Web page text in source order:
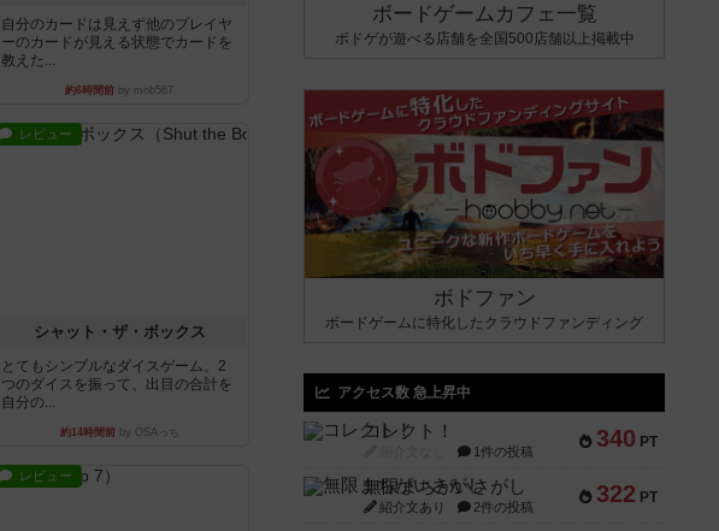
自分のカードは見えず他のプレイヤ
ーのカードが見える状態でカードを
教えた...
約6時間前 by mob567
レビュー
シャット・ザ・ボックス
とてもシンプルなダイスゲーム。2
つのダイスを振って、出目の合計を
自分の...
約14時間前by OSAっち
レビュー
ボードゲームカフェ一覧
ボドゲが遊べる店舗を全国500店舗以上掲載中
ボドファン
ボードゲームに特化したクラウドファンディング
アクセス数 急上昇中
340 PT
コレクト！
1件の投稿
322 PT
無限まちがいさがし
紹介文あり 2件の投稿